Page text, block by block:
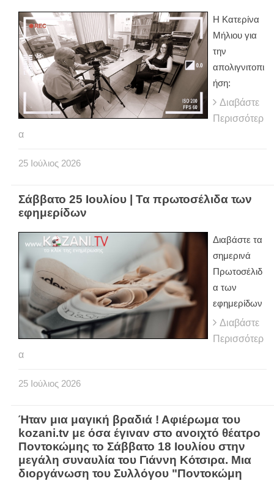
H Κατερίνα
Μήλιου για
την
απολιγνιτοπι
ήση:
Διαβάστε
Περισσότερ
α
25 Ιούλιος 2026
Σάββατο 25 Ιουλίου | Τα πρωτοσέλιδα των
εφημερίδων
Διαβάστε τα
σημερινά
Πρωτοσέλιδ
α των
εφημερίδων
Διαβάστε
Περισσότερ
α
25 Ιούλιος 2026
Ήταν μια μαγική βραδιά ! Αφιέρωμα του
kozani.tv με όσα έγιναν στο ανοιχτό θέατρο
Ποντοκώμης το Σάββατο 18 Ιουλίου στην
μεγάλη συναυλία του Γιάννη Κότσιρα. Μια
διοργάνωση του Συλλόγου "Ποντοκώμη